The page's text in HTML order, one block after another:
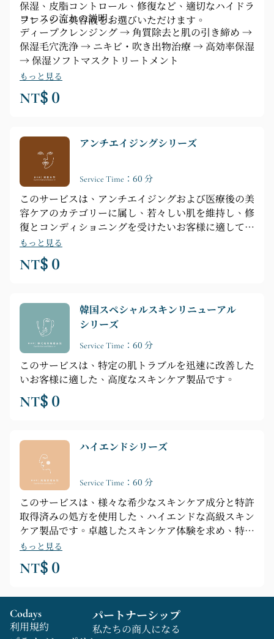
保湿、皮脂コントロール、修復など、適切なハイドラ
フレッシュ美容液をお選びいただけます。
コースの流れの説明：
ディープクレンジング → 角質除去と肌の引き締め →
保湿毛穴洗浄 → ニキビ・吹き出物治療 → 高効率保湿
→ 保湿ソフトマスクトリートメント
もっと見る
NT$ 0
アンチエイジングシリーズ
Service Time：60 分
このサービスは、アンチエイジングおよび医療後の美
容ケアのカテゴリーに属し、若々しい肌を維持し、修
復とコンディショニングを受けたいお客様に適してい
ます。
もっと見る
NT$ 0
韓国スペシャルスキンリニューアル
シリーズ
Service Time：60 分
このサービスは、特定の肌トラブルを迅速に改善した
いお客様に適した、高度なスキンケア製品です。
NT$ 0
ハイエンドシリーズ
Service Time：60 分
このサービスは、様々な希少なスキンケア成分と特許
取得済みの処方を使用した、ハイエンドな高級スキン
ケア製品です。卓越したスキンケア体験を求め、特定
の肌トラブルを迅速に改善したいお客様に最適です。
もっと見る
NT$ 0
Codays
利用規約
パートナーシップ
私たちの商人になる